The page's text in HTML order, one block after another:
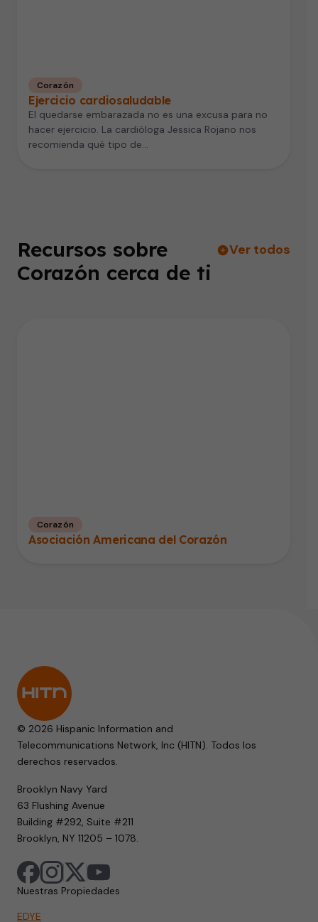
Corazón
Ejercicio cardiosaludable
El quedarse embarazada no es una excusa para no
hacer ejercicio. La cardióloga Jessica Rojano nos
recomienda qué tipo de…
Recursos sobre
Corazón cerca de ti
Ver todos
Corazón
Asociación Americana del Corazón
© 2026 Hispanic Information and
Telecommunications Network, Inc (HITN). Todos los
derechos reservados.
Brooklyn Navy Yard
63 Flushing Avenue
Building #292, Suite #211
Brooklyn, NY 11205 – 1078.
Nuestras Propiedades
EDYE